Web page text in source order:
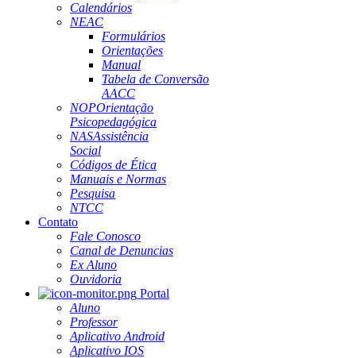
Calendários
NEAC
Formulários
Orientações
Manual
Tabela de Conversão
AACC
NOPOrientação
Psicopedagógica
NASAssistência
Social
Códigos de Ética
Manuais e Normas
Pesquisa
NTCC
Contato
Fale Conosco
Canal de Denuncias
Ex Aluno
Ouvidoria
Portal
Aluno
Professor
Aplicativo Android
Aplicativo IOS